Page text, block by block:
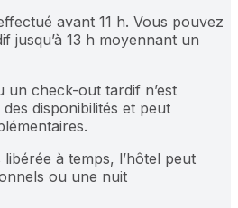
avant 11 h. Vous pouvez
jusqu’à 13 h moyennant un
un check-out tardif n’est
disponibilités et peut
libérée à temps, l’hôtel peut
ou une nuit